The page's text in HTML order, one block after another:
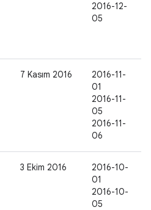
2016-12-
05
7 Kasım 2016
2016-11-
01
2016-11-
05
2016-11-
06
3 Ekim 2016
2016-10-
01
2016-10-
05